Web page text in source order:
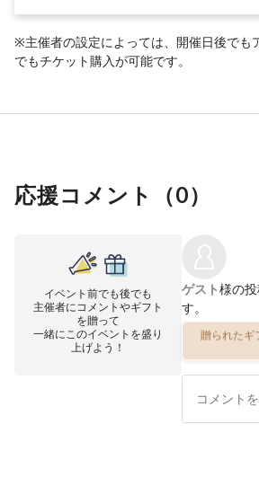
※主催者の設定によっては、開催日後でも
でもチケット購入が可能です。
応援コメント（0）
イベント前でも後でも
主催者にコメントやギフト
を贈って
一緒にこのイベントを盛り
上げよう！
ゲスト様の
す。
贈られたギ